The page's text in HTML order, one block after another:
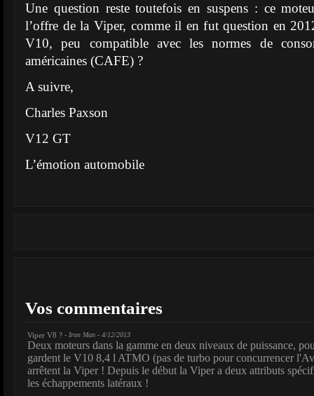
Une question reste toutefois en suspens : ce
l’offre de la Viper, comme il en fut question en
V10, peu compatible avec les normes de
américaines (CAFE) ?
A suivre,
Charles Paxson
V12 GT
L’émotion automobile
Vos commentaires
Viper V8 ? - Iron Man - 4/12/2013
Deux moteurs dans la gamme en deux niveaux de puissance,
gardent le V10 8,4 l ATMO (pas de turbo pour concurrencer
arrêtent la Viper ! Depuis le début la Viper a deux attributs
les échappements latéraux !